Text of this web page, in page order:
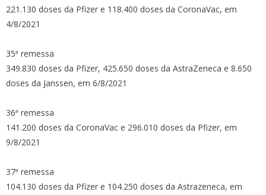
221.130 doses da Pfizer e 118.400 doses da CoronaVac, em
4/8/2021
35ª remessa
349.830 doses da Pfizer, 425.650 doses da AstraZeneca e 8.650
doses da Janssen, em 6/8/2021
36ª remessa
141.200 doses da CoronaVac e 296.010 doses da Pfizer, em
9/8/2021
37ª remessa
104.130 doses da Pfizer e 104.250 doses da Astrazeneca, em